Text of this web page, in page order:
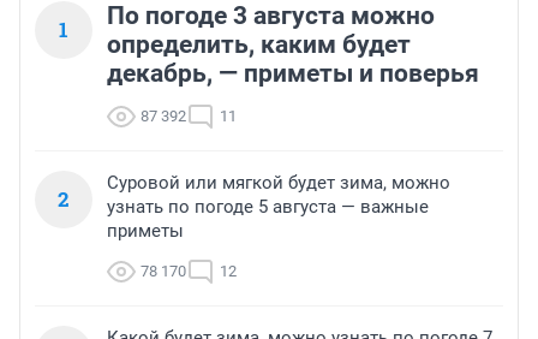
1
По погоде 3 августа можно
определить, каким будет
декабрь, — приметы и поверья
87 392 11
2
Суровой или мягкой будет зима, можно
узнать по погоде 5 августа — важные
приметы
78 170 12